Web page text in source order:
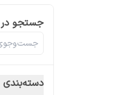
جستجو در
دسته‌بندی